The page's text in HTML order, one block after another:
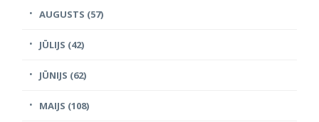
AUGUSTS (57)
JŪLIJS (42)
JŪNIJS (62)
MAIJS (108)